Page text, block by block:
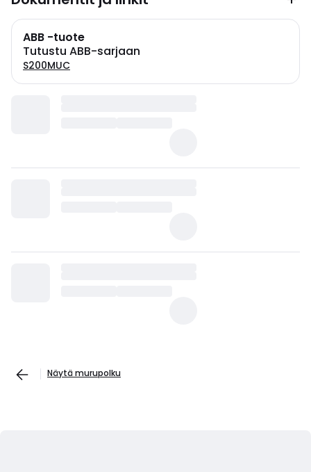
ABB -tuote
Tutustu ABB-sarjaan
S200MUC
Näytä murupolku